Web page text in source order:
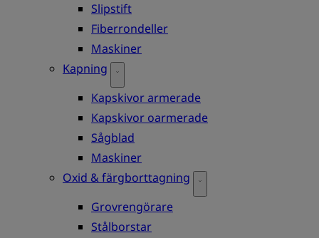
Slipstift
Fiberrondeller
Maskiner
Kapning
Kapskivor armerade
Kapskivor oarmerade
Sågblad
Maskiner
Oxid & färgborttagning
Grovrengörare
Stålborstar